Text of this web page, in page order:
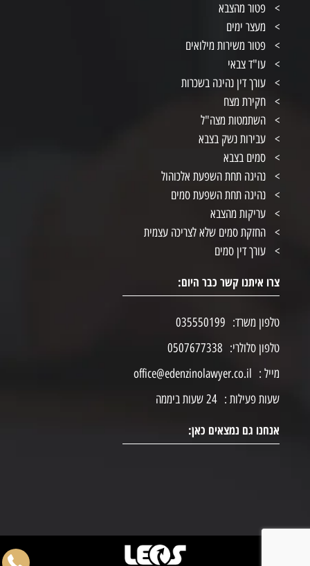
פטור מהצבא
מעצר ימים
פטור משירות מילואים
עו"ד צבאי
עורך דין נהיגה בשכרות
חקירת מצח
השתמטות מצה"ל
עבירות נשק בצבא
סמים בצבא
נהיגה תחת השפעת אלכוהול
נהיגה תחת השפעת סמים
עריקות מהצבא
החזקת סמים שלא לצריכה עצמית
עורך דין סמים
צרו איתנו קשר כבר היום:
טלפון משרד: 035550199
טלפון סלולרי: 0507677338
מייל : office@edenzinolawyer.co.il
שעות פעילות : 24 שעות ביממה
אנחנו גם נמצאים כאן: